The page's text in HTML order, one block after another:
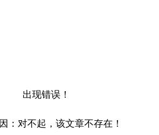
出现错误！
：对不起，该文章不存在！